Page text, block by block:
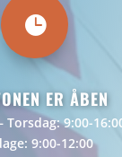

ER ÅBEN
Torsdag: 9:00-
9:00-12:00